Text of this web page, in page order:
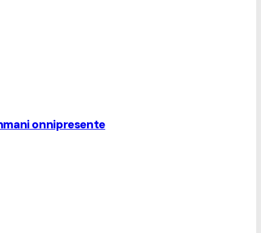
onnipresente